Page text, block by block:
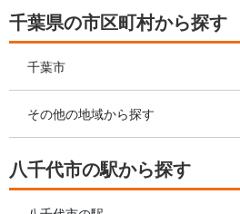
千葉県の市区町村から探す
千葉市
その他の地域から探す
八千代市の駅から探す